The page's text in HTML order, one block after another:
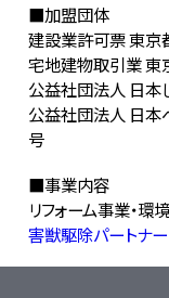
■加盟団体
建設業許可票 東
宅地建物取引業
公益社団法人 日本
公益社団法人 日本
号
■事業内容
リフォーム事業・環
害獣駆除パートナー